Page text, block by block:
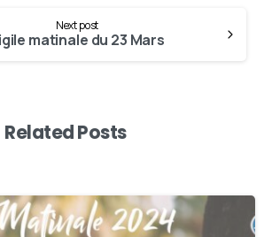
Next post
matinale du 23 Mars
Related Posts